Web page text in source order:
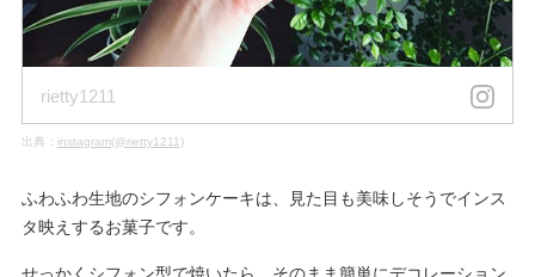
rietty1211
出典： instagram(@rietty1211)
ふわふわ生地のシフォンケーキは、見た目も美味しそうでインス
タ映えするお菓子です。